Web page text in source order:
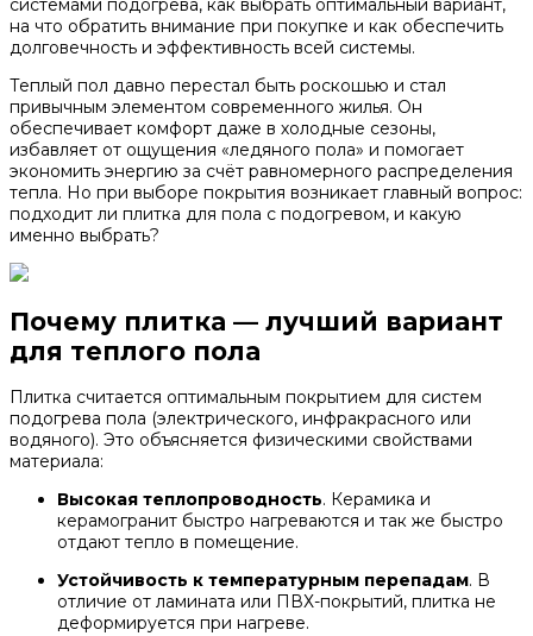
на что обратить внимание при покупке и как обеспечить
долговечность и эффективность всей системы.
Теплый пол давно перестал быть роскошью и стал
привычным элементом современного жилья. Он
обеспечивает комфорт даже в холодные сезоны,
избавляет от ощущения «ледяного пола» и помогает
экономить энергию за счёт равномерного распределения
тепла. Но при выборе покрытия возникает главный вопрос:
подходит ли плитка для пола с подогревом, и какую
именно выбрать?
Почему плитка — лучший вариант
для теплого пола
Плитка считается оптимальным покрытием для систем
подогрева пола (электрического, инфракрасного или
водяного). Это объясняется физическими свойствами
материала:
Высокая теплопроводность. Керамика и
керамогранит быстро нагреваются и так же быстро
отдают тепло в помещение.
Устойчивость к температурным перепадам. В
отличие от ламината или ПВХ-покрытий, плитка не
деформируется при нагреве.